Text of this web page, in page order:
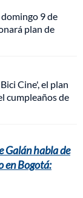
domingo 9 de
plan de
Cine', el plan
cumpleaños de
Galán habla de
en Bogotá: